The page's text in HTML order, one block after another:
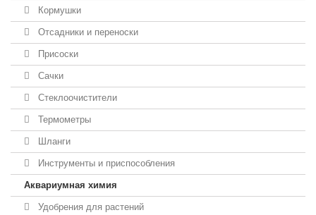
Кормушки
Отсадники и переноски
Присоски
Сачки
Стеклоочистители
Термометры
Шланги
Инструменты и приспособления
Аквариумная химия
Удобрения для растений